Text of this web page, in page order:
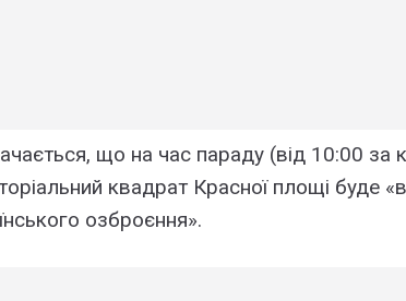
що на час параду (від 10:00 за
квадрат Красної площі буде
озброєння».